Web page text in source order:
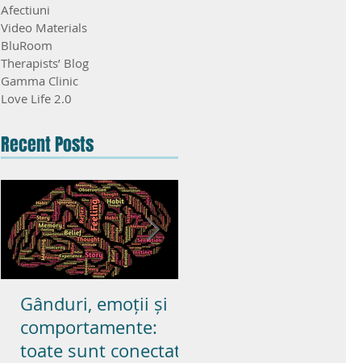
Afectiuni
Video Materials
BluRoom
Therapists’ Blog
Gamma Clinic
Love Life 2.0
Recent Posts
Gânduri, emoții și
comportamente:
toate sunt conectate